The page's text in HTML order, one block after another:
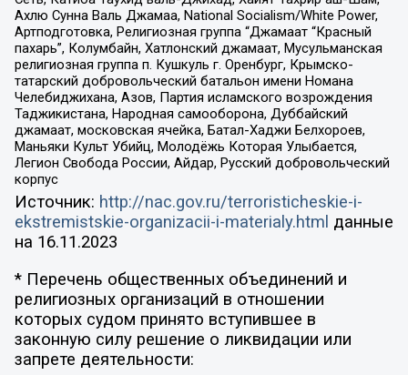
Ахлю Сунна Валь Джамаа, National Socialism/White Power,
Артподготовка, Религиозная группа “Джамаат “Красный
пахарь”, Колумбайн, Хатлонский джамаат, Мусульманская
религиозная группа п. Кушкуль г. Оренбург, Крымско-
татарский добровольческий батальон имени Номана
Челебиджихана, Азов, Партия исламского возрождения
Таджикистана, Народная самооборона, Дуббайский
джамаат, московская ячейка, Батал-Хаджи Белхороев,
Маньяки Культ Убийц, Молодёжь Которая Улыбается,
Легион Свобода России, Айдар, Русский добровольческий
корпус
Источник: http://nac.gov.ru/terroristicheskie-i-
ekstremistskie-organizacii-i-materialy.html данные
на 16.11.2023
* Перечень общественных объединений и
религиозных организаций в отношении
которых судом принято вступившее в
законную силу решение о ликвидации или
запрете деятельности: